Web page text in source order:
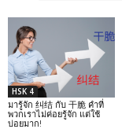
HSK 4
มารู้จัก 纠结 กับ 干脆 คำที่
พวกเราไม่ค่อยรู้จัก แต่ใช้
บ่อยมาก!